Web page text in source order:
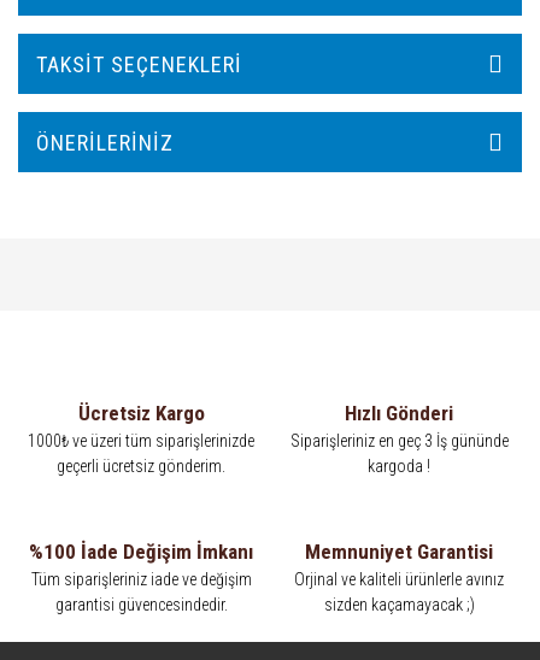
TAKSIT SEÇENEKLERI
ÖNERILERINIZ
Ücretsiz Kargo
1000₺ ve üzeri tüm siparişlerinizde
geçerli ücretsiz gönderim.
Hızlı Gönderi
Siparişleriniz en geç 3 İş gününde
kargoda !
%100 İade Değişim İmkanı
Tüm siparişleriniz iade ve değişim
garantisi güvencesindedir.
Memnuniyet Garantisi
Orjinal ve kaliteli ürünlerle avınız
sizden kaçamayacak ;)